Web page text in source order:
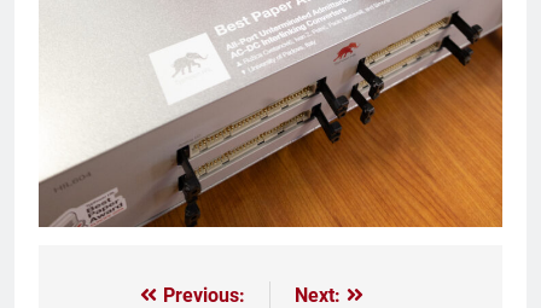
Previous:
Next: